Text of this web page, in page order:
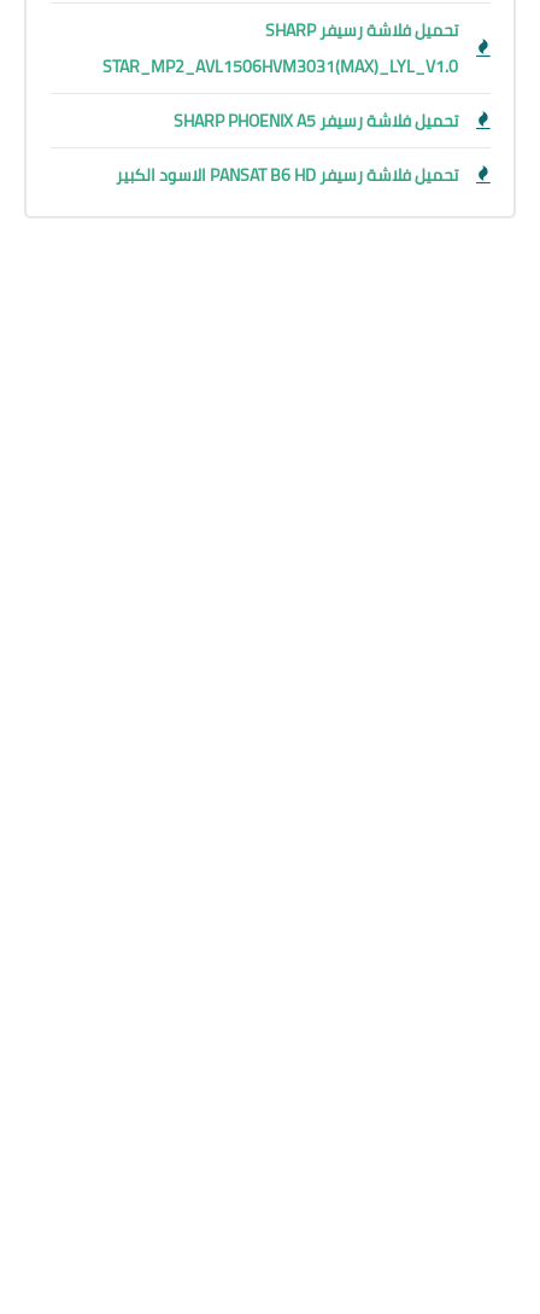
تحميل فلاشة رسيفر SHARP
STAR_MP2_AVL1506HVM3031(MAX)_LYL_V1.0
تحميل فلاشة رسيفر SHARP PHOENIX A5
تحميل فلاشة رسيفر PANSAT B6 HD الاسود الكبير